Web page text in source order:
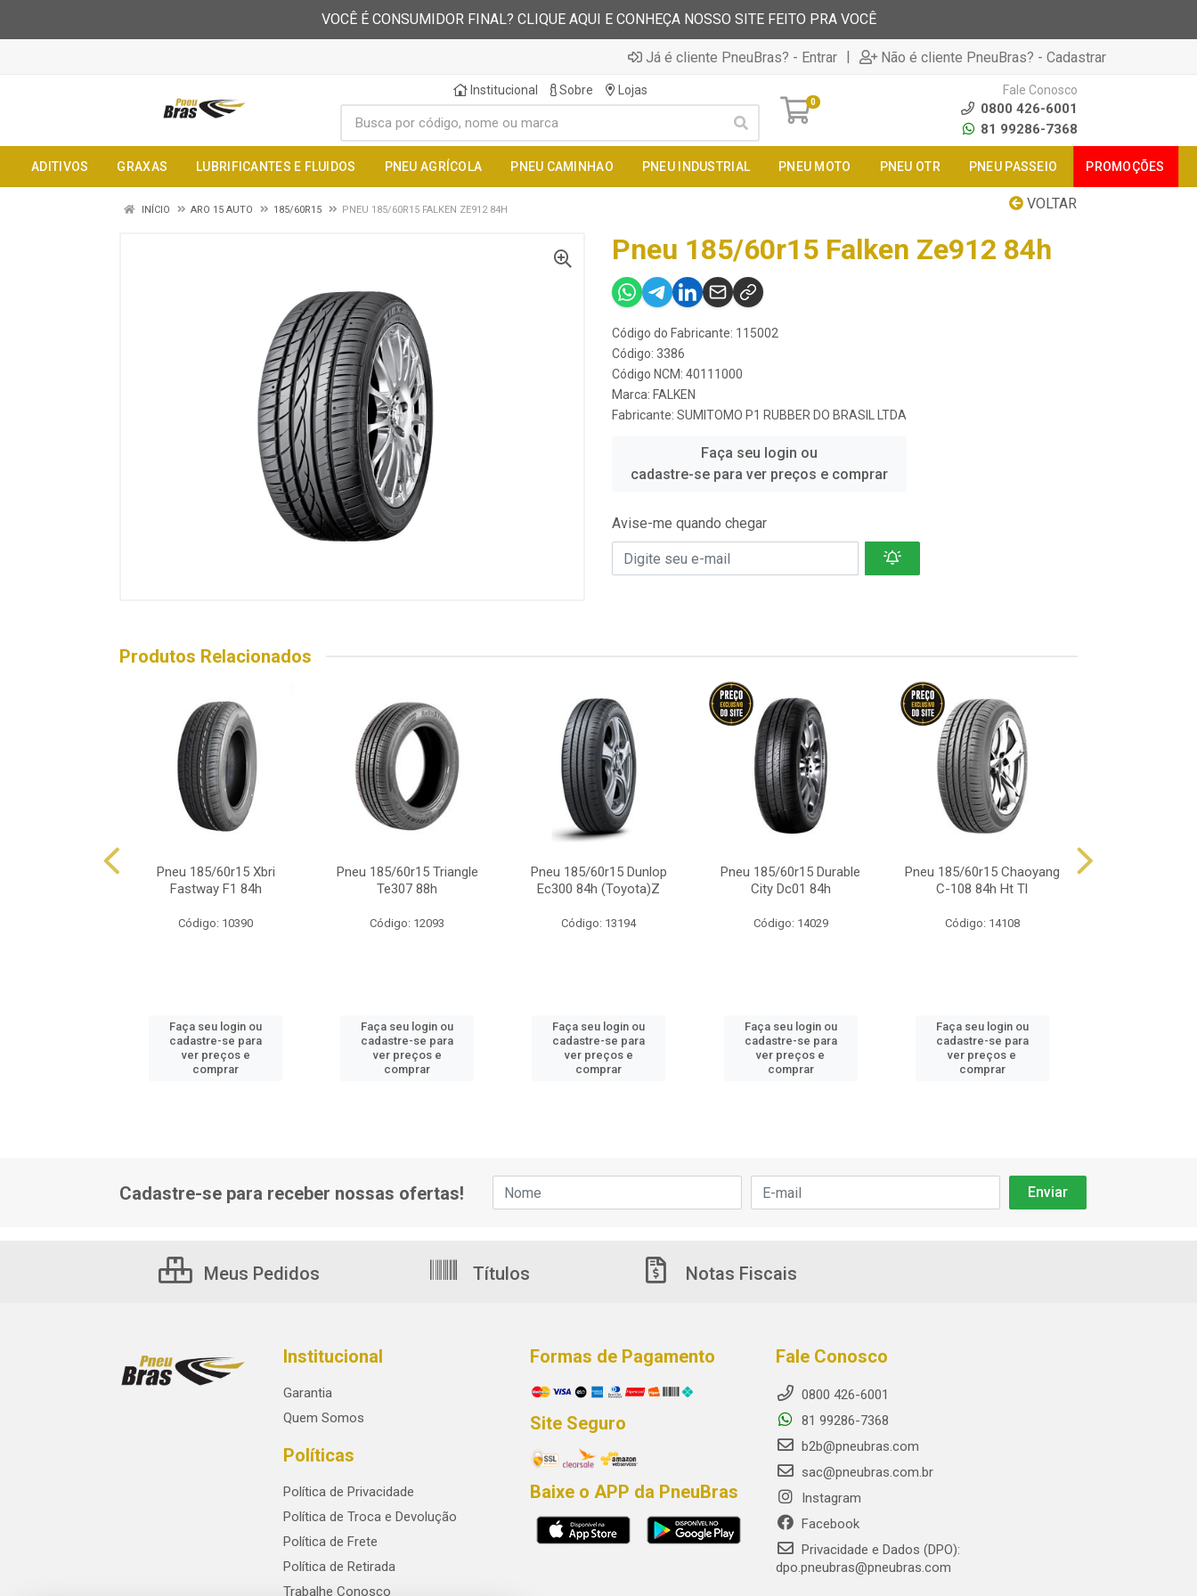
VOCÊ É CONSUMIDOR FINAL? CLIQUE AQUI E CONHEÇA NOSSO SITE FEITO PRA VOCÊ
Já é cliente PneuBras? - Entrar | Não é cliente PneuBras? - Cadastrar
Institucional Sobre Lojas
0
Fale Conosco
0800 426-6001
81 99286-7368
ADITIVOS GRAXAS LUBRIFICANTES E FLUIDOS PNEU AGRÍCOLA PNEU CAMINHAO PNEU INDUSTRIAL PNEU MOTO PNEU OTR PNEU PASSEIO PROMOÇÕES
VOLTAR
INÍCIO ARO 15 AUTO 185/60R15 PNEU 185/60R15 FALKEN ZE912 84H
Pneu 185/60r15 Falken Ze912 84h
Código do Fabricante: 115002
Código: 3386
Código NCM: 40111000
Marca: FALKEN
Fabricante: SUMITOMO P1 RUBBER DO BRASIL LTDA
Faça seu login ou
cadastre-se para ver preços e comprar
Avise-me quando chegar
Produtos Relacionados
Pneu 185/60r15 Xbri
Fastway F1 84h
Código: 10390
Faça seu login ou
cadastre-se para
ver preços e
comprar
Pneu 185/60r15 Triangle
Te307 88h
Código: 12093
Faça seu login ou
cadastre-se para
ver preços e
comprar
Pneu 185/60r15 Dunlop
Ec300 84h (Toyota)Z
Código: 13194
Faça seu login ou
cadastre-se para
ver preços e
comprar
Pneu 185/60r15 Durable
City Dc01 84h
Código: 14029
Faça seu login ou
cadastre-se para
ver preços e
comprar
Pneu 185/60r15 Chaoyang
C-108 84h Ht Tl
Código: 14108
Faça seu login ou
cadastre-se para
ver preços e
comprar
Cadastre-se para receber nossas ofertas!
Meus Pedidos Títulos Notas Fiscais
Institucional
Garantia
Quem Somos
Políticas
Política de Privacidade
Política de Troca e Devolução
Política de Frete
Política de Retirada
Trabalhe Conosco
Formas de Pagamento
Site Seguro
Baixe o APP da PneuBras
Fale Conosco
0800 426-6001
81 99286-7368
b2b@pneubras.com
sac@pneubras.com.br
Instagram
Facebook
Privacidade e Dados (DPO):
dpo.pneubras@pneubras.com